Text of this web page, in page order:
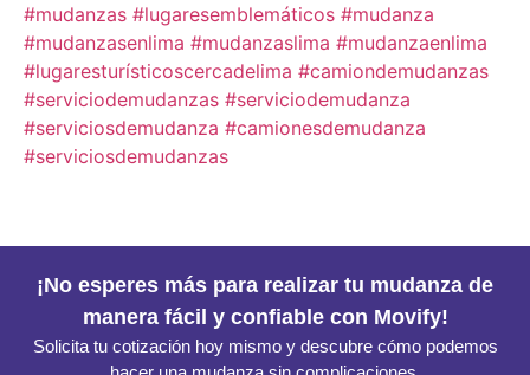
#mudanzas #lugaresemblemáticos #mudanza
#mudanzasenlima #mudanzaslima #mudanzaenlima
#lugaresturísticoscercadelima #camiondemudanzas
#serviciodemudanzas #serviciodemudanza
#serviciosdemudanza #camionesdemudanza
#serviciosdemudanzas
¡No esperes más para realizar tu mudanza de
manera fácil y confiable con Movify!
Solicita tu cotización hoy mismo y descubre cómo podemos